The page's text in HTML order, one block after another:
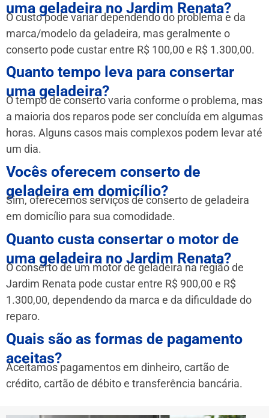
uma geladeira no Jardim Renata?
O custo pode variar dependendo do problema e da
marca/modelo da geladeira, mas geralmente o
conserto pode custar entre R$ 100,00 e R$ 1.300,00.
Quanto tempo leva para consertar
uma geladeira?
O tempo de conserto varia conforme o problema, mas
a maioria dos reparos pode ser concluída em algumas
horas. Alguns casos mais complexos podem levar até
um dia.
Vocês oferecem conserto de
geladeira em domicílio?
Sim, oferecemos serviços de conserto de geladeira
em domicílio para sua comodidade.
Quanto custa consertar o motor de
uma geladeira no Jardim Renata?
O conserto de um motor de geladeira na região de
Jardim Renata pode custar entre R$ 900,00 e R$
1.300,00, dependendo da marca e da dificuldade do
reparo.
Quais são as formas de pagamento
aceitas?
Aceitamos pagamentos em dinheiro, cartão de
crédito, cartão de débito e transferência bancária.